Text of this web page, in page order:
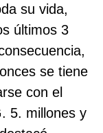
su vida,
últimos 3
se tiene
con el
5. millones y